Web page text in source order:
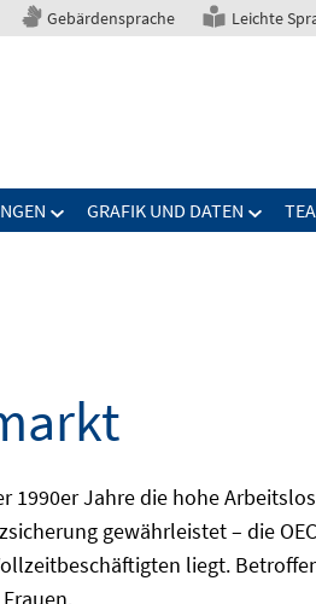
Gebärdensprache Leichte
GRAFIK UND DATEN
1990er Jahre die hohe
gewährleistet – die
liegt.